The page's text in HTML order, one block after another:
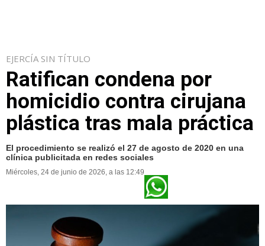
EJERCÍA SIN TÍTULO
Ratifican condena por
homicidio contra cirujana
plástica tras mala práctica
El procedimiento se realizó el 27 de agosto de 2020 en una
clínica publicitada en redes sociales
Miércoles, 24 de junio de 2026, a las 12:49